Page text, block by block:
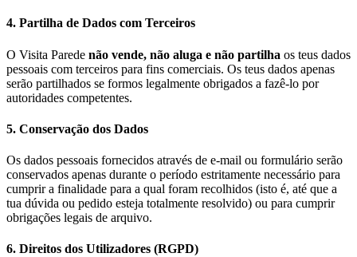
4. Partilha de Dados com Terceiros
O Visita Parede não vende, não aluga e não partilha os teus dados
pessoais com terceiros para fins comerciais. Os teus dados apenas
serão partilhados se formos legalmente obrigados a fazê-lo por
autoridades competentes.
5. Conservação dos Dados
Os dados pessoais fornecidos através de e-mail ou formulário serão
conservados apenas durante o período estritamente necessário para
cumprir a finalidade para a qual foram recolhidos (isto é, até que a
tua dúvida ou pedido esteja totalmente resolvido) ou para cumprir
obrigações legais de arquivo.
6. Direitos dos Utilizadores (RGPD)